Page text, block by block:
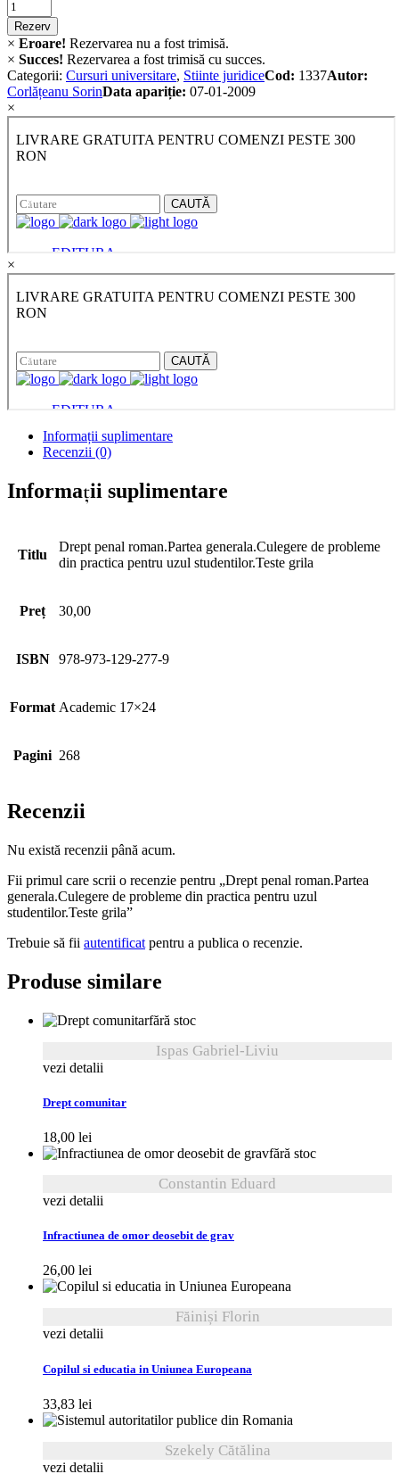
Criminalistica
quantity
Rezerv
× Eroare! Rezervarea nu a fost trimisă.
× Succes! Rezervarea a fost trimisă cu succes.
Categorii: Cursuri universitare, Stiinte juridiceCod: 1337Autor:
Corlățeanu SorinData apariție: 07-01-2009
×
×
Informații suplimentare
Recenzii (0)
Informații suplimentare
Titlu
Drept penal roman.Partea generala.Culegere de probleme
din practica pentru uzul studentilor.Teste grila
Preț 30,00
ISBN 978-973-129-277-9
Format Academic 17×24
Pagini 268
Recenzii
Nu există recenzii până acum.
Fii primul care scrii o recenzie pentru „Drept penal roman.Partea
generala.Culegere de probleme din practica pentru uzul
studentilor.Teste grila”
Trebuie să fii autentificat pentru a publica o recenzie.
Produse similare
fără stoc
Ispas Gabriel-Liviu
vezi detalii
Drept comunitar
18,00 lei
fără stoc
Constantin Eduard
vezi detalii
Infractiunea de omor deosebit de grav
26,00 lei
Făiniși Florin
vezi detalii
Copilul si educatia in Uniunea Europeana
33,83 lei
Szekely Cătălina
vezi detalii